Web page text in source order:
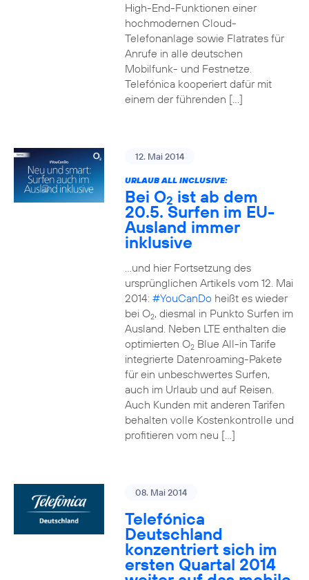
High-End-Funktionen einer
hochmodernen Cloud-
Telefonanlage sowie Flatrates für
Anrufe in alle deutschen
Mobilfunk- und Festnetze.
Telefónica kooperiert dafür mit
einem der führenden […]
12. Mai 2014
URLAUB ALL INCLUSIVE:
Bei O2 ist ab dem
20.5. Surfen im EU-
Ausland immer
inklusive
…und hier Fortsetzung des
ursprünglichen Artikels vom 12. Mai
2014: #YouCanDoheißt es wieder
bei O2, diesmal in Punkto Surfen im
Ausland. Neben LTE enthalten die
optimierten O2Blue All-in Tarife
integrierte Datenroaming-Pakete
für ein unbeschwertes Surfen,
auch im Urlaub und auf Reisen.
Auch Kunden mit anderen Tarifen
behalten volle Kostenkontrolle und
profitieren vom neu […]
08. Mai 2014
Telefónica
Deutschland
konzentriert sich im
ersten Quartal 2014